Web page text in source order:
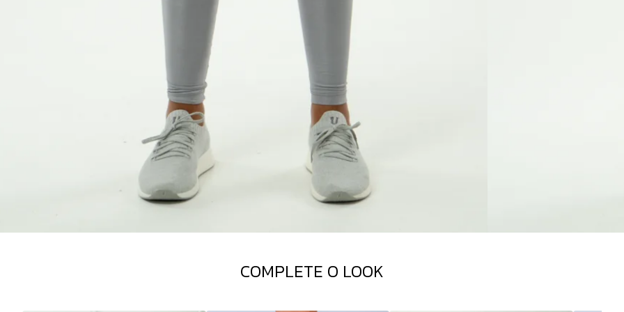
COMPLETE O LOOK